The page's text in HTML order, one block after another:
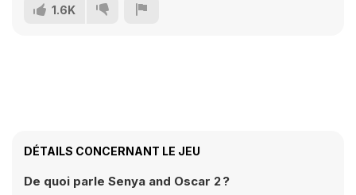
1.6K
DÉTAILS CONCERNANT LE JEU
De quoi parle Senya and Oscar 2 ?